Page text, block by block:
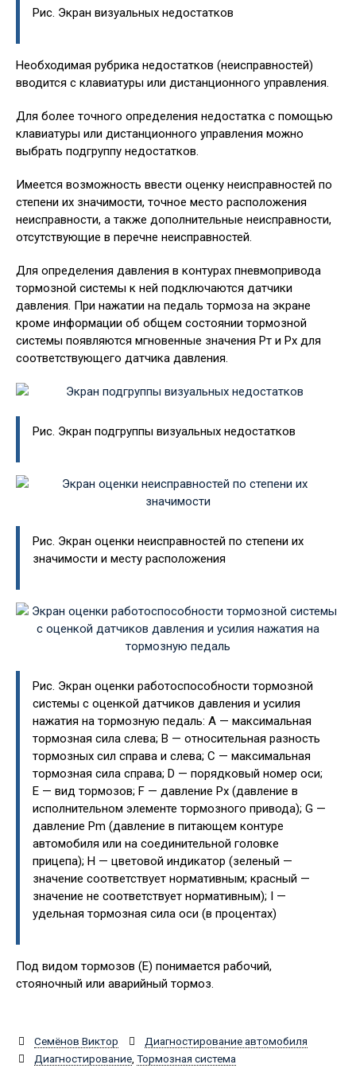
Рис. Экран визуальных недостатков
Необходимая рубрика недостатков (неисправностей)
вводится с клавиатуры или дистанционного управления.
Для более точного определения недостатка с помощью
клавиатуры или дистанционного управления можно
выбрать подгруппу недостатков.
Имеется возможность ввести оценку неисправностей по
степени их значимости, точное место расположения
неисправности, а также дополнительные неисправности,
отсутствующие в перечне неисправностей.
Для определения давления в контурах пневмопривода
тормозной системы к ней подключаются датчики
давления. При нажатии на педаль тормоза на экране
кроме информации об общем состоянии тормозной
системы появляются мгновенные значения Рт и Рх для
соответствующего датчика давления.
Рис. Экран подгруппы визуальных недостатков
Рис. Экран оценки неисправностей по степени их
значимости и месту расположения
Рис. Экран оценки работоспособности тормозной
системы с оценкой датчиков давления и усилия
нажатия на тормозную педаль: A — максимальная
тормозная сила слева; B — относительная разность
тормозных сил справа и слева; C — максимальная
тормозная сила справа; D — порядковый номер оси;
E — вид тормозов; F — давление Рх (давление в
исполнительном элементе тормозного привода); G —
давление Pm (давление в питающем контуре
автомобиля или на соединительной головке
прицепа); H — цветовой индикатор (зеленый —
значение соответствует нормативным; красный —
значение не соответствует нормативным); I —
удельная тормозная сила оси (в процентах)
Под видом тормозов (Е) понимается рабочий,
стояночный или аварийный тормоз.
Семёнов Виктор
Диагностирование автомобиля
Диагностирование, Тормозная система